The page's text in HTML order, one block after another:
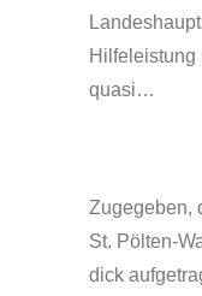
Hilfeleistung
quasi…
Zugegeben,
St. Pölten-
dick